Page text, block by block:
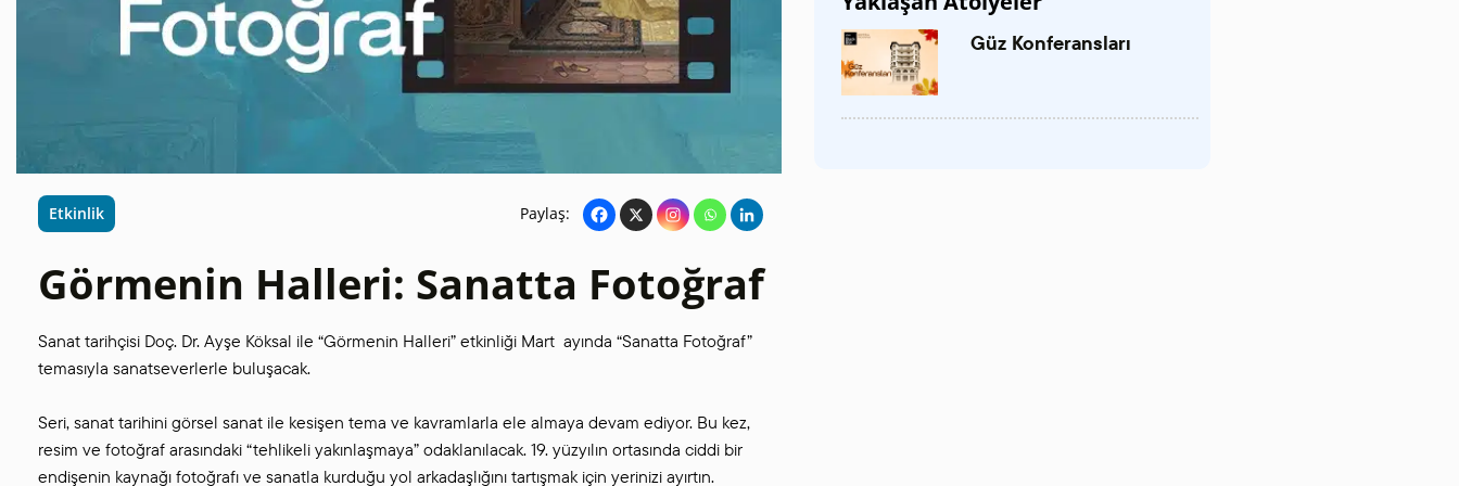
SANAT GALERILERI
KÜLTÜREL MIRASA
Etkinlik Paylaş:
Görmenin Halleri: Sanatta Fotoğraf
Sanat tarihçisi Doç. Dr. Ayşe Köksal ile “Görmenin Halleri” etkinliği Mart ayında “Sanatta Fotoğraf”
temasıyla sanatseverlerle buluşacak.
Seri, sanat tarihini görsel sanat ile kesişen tema ve kavramlarla ele almaya devam ediyor. Bu kez,
resim ve fotoğraf arasındaki “tehlikeli yakınlaşmaya” odaklanılacak. 19. yüzyılın ortasında ciddi bir
endişenin kaynağı fotoğrafı ve sanatla kurduğu yol arkadaşlığını tartışmak için yerinizi ayırtın.
Güz Konferansları